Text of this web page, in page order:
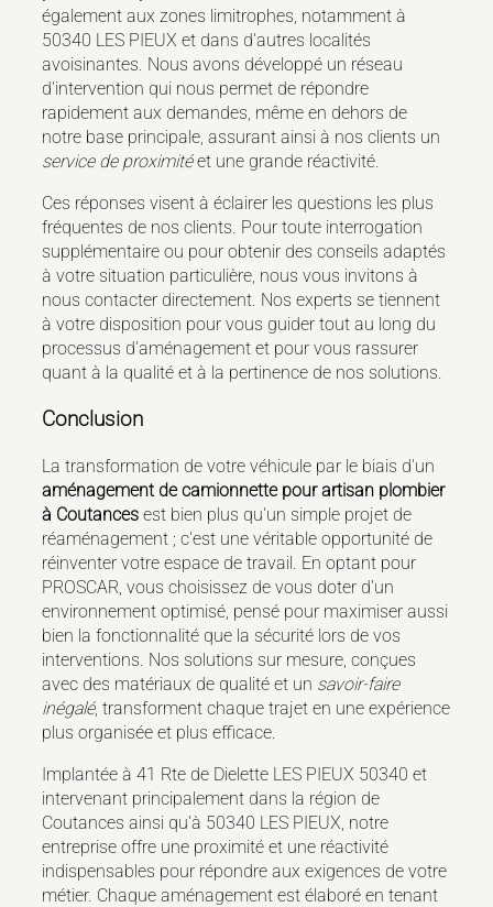
également aux zones limitrophes, notamment à
50340 LES PIEUX et dans d'autres localités
avoisinantes. Nous avons développé un réseau
d'intervention qui nous permet de répondre
rapidement aux demandes, même en dehors de
notre base principale, assurant ainsi à nos clients un
service de proximitéet une grande réactivité.
Ces réponses visent à éclairer les questions les plus
fréquentes de nos clients. Pour toute interrogation
supplémentaire ou pour obtenir des conseils adaptés
à votre situation particulière, nous vous invitons à
nous contacter directement. Nos experts se tiennent
à votre disposition pour vous guider tout au long du
processus d'aménagement et pour vous rassurer
quant à la qualité et à la pertinence de nos solutions.
Conclusion
La transformation de votre véhicule par le biais d'un
aménagement de camionnette pour artisan plombier
à Coutances est bien plus qu'un simple projet de
réaménagement ; c'est une véritable opportunité de
réinventer votre espace de travail. En optant pour
PROSCAR, vous choisissez de vous doter d'un
environnement optimisé, pensé pour maximiser aussi
bien la fonctionnalité que la sécurité lors de vos
interventions. Nos solutions sur mesure, conçues
avec des matériaux de qualité et un savoir-faire
inégalé, transforment chaque trajet en une expérience
plus organisée et plus efficace.
Implantée à 41 Rte de Dielette LES PIEUX 50340 et
intervenant principalement dans la région de
Coutances ainsi qu'à 50340 LES PIEUX, notre
entreprise offre une proximité et une réactivité
indispensables pour répondre aux exigences de votre
métier. Chaque aménagement est élaboré en tenant